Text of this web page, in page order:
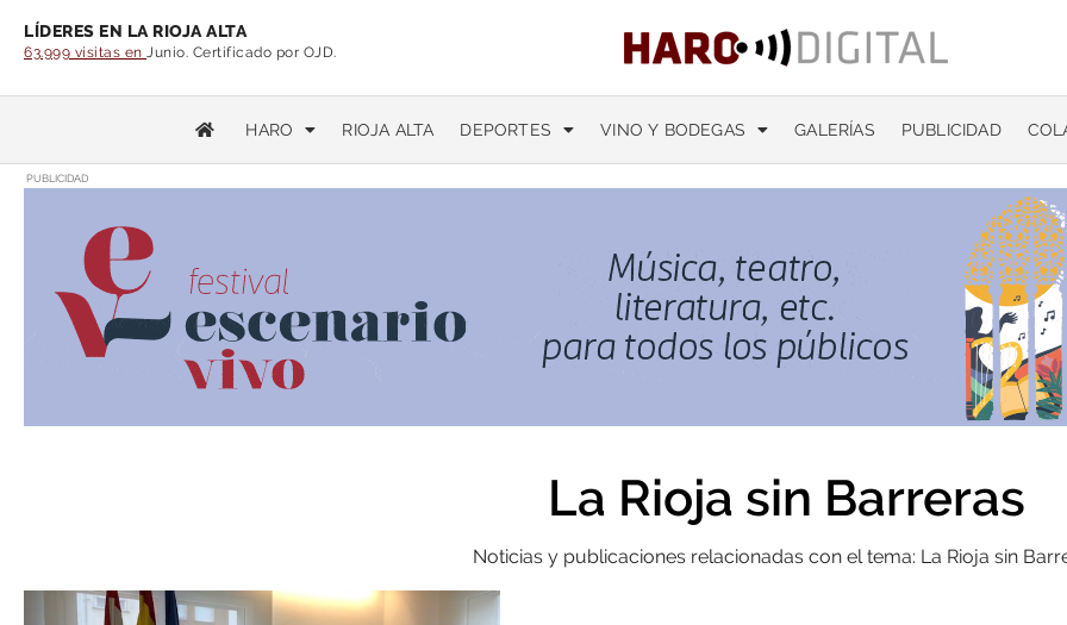
LÍDERES EN LA RIOJA ALTA
63.999 visitas en Junio. Certificado por OJD.
HARO RIOJA ALTA DEPORTES VINO Y BODEGAS GALERÍAS PUBLICIDAD
PUBLICIDAD
La Rioja sin Barreras
Noticias y publicaciones relacionadas con el tema: La Rioja sin